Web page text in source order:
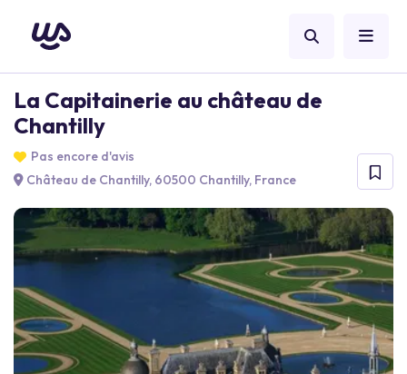
La Capitainerie au château de
Chantilly
Pas encore d'avis
Château de Chantilly, 60500 Chantilly, France